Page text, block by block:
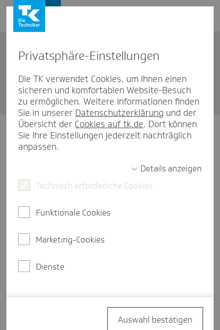
TK Stutt­gart
Unternehmen
Unsere Öffnungszeiten
09:00-16:00 Uhr
Dienstag 09:00-16:00 Uhr
Mittwoch
Freitag
Termin buchen
Privat­sphäre-Einstel­lungen
Die TK verwendet Cookies, um Ihnen einen
sicheren und komfortablen Website-Besuch
zu ermöglichen. Weitere Informationen finden
Sie in unserer Datenschutzerklärung und der
Übersicht der Cookies auf tk.de. Dort können
Sie Ihre Einstellungen jederzeit nachträglich
anpassen.
Details anzeigen
Technisch erforderliche Cookies
Funktionale Cookies
Marketing-Cookies
Dienste
Auswahl bestätigen